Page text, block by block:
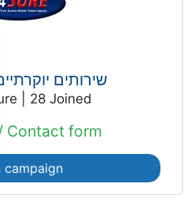
שירותים
28 Joined
Contact form
campaign